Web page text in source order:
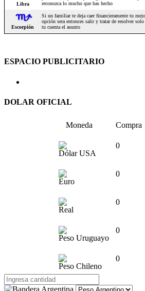
ESPACIO PUBLICITARIO
DOLAR OFICIAL
Moneda Compra
Dólar USA
0
Euro
0
Real
0
Peso Uruguayo
0
Peso Chileno
0